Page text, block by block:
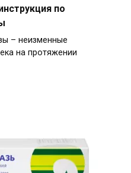
по
– неизменные
на протяжении